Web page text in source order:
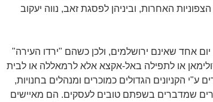
האחרות, וביניהן לפסגת זאב, נווה יעקוב
אחד שאינם ירושלמים, ולכן כשהם "ירדו העירה"
או לתפילה באל-אקצא אלא לרמאללה או לבית
הקניונים הגדולים כמוכרים ומנהלים בחנויות,
שמדברים בשפתם טובים לעסקים. הם מאיישים